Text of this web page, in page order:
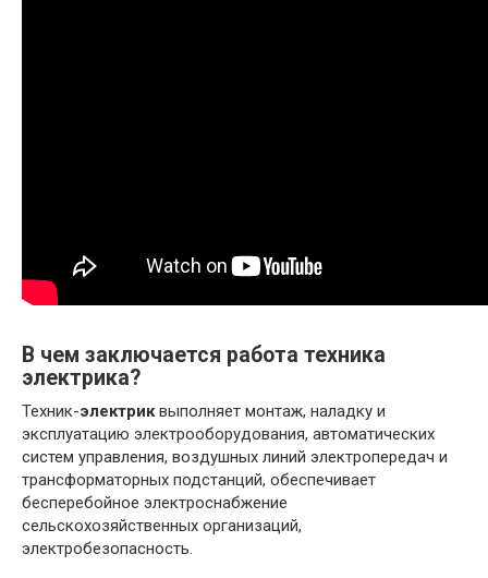
В чем заключается работа техника
электрика?
Техник-электрик выполняет монтаж, наладку и
эксплуатацию электрооборудования, автоматических
систем управления, воздушных линий электропередач и
трансформаторных подстанций, обеспечивает
бесперебойное электроснабжение
сельскохозяйственных организаций,
электробезопасность.